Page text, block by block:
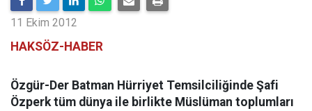
11 Ekim 2012
HAKSÖZ-HABER
Özgür-Der Batman Hürriyet Temsilciliğinde Şafi
Özperk tüm dünya ile birlikte Müslüman toplumları